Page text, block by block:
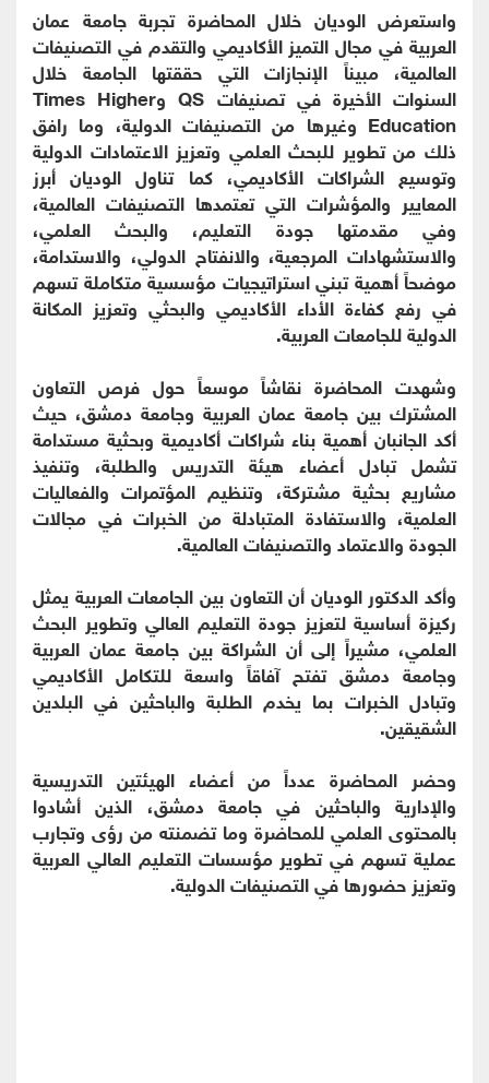
واستعرض الوديان خلال المحاضرة تجربة جامعة عمان
العربية في مجال التميز الأكاديمي والتقدم في التصنيفات
العالمية، مبيناً الإنجازات التي حققتها الجامعة خلال
السنوات الأخيرة في تصنيفات QS وTimes Higher
Education وغيرها من التصنيفات الدولية، وما رافق
ذلك من تطوير للبحث العلمي وتعزيز الاعتمادات الدولية
وتوسيع الشراكات الأكاديمي، كما تناول الوديان أبرز
المعايير والمؤشرات التي تعتمدها التصنيفات العالمية،
وفي مقدمتها جودة التعليم، والبحث العلمي،
والاستشهادات المرجعية، والانفتاح الدولي، والاستدامة،
موضحاً أهمية تبني استراتيجيات مؤسسية متكاملة تسهم
في رفع كفاءة الأداء الأكاديمي والبحثي وتعزيز المكانة
الدولية للجامعات العربية.
وشهدت المحاضرة نقاشاً موسعاً حول فرص التعاون
المشترك بين جامعة عمان العربية وجامعة دمشق، حيث
أكد الجانبان أهمية بناء شراكات أكاديمية وبحثية مستدامة
تشمل تبادل أعضاء هيئة التدريس والطلبة، وتنفيذ
مشاريع بحثية مشتركة، وتنظيم المؤتمرات والفعاليات
العلمية، والاستفادة المتبادلة من الخبرات في مجالات
الجودة والاعتماد والتصنيفات العالمية.
وأكد الدكتور الوديان أن التعاون بين الجامعات العربية يمثل
ركيزة أساسية لتعزيز جودة التعليم العالي وتطوير البحث
العلمي، مشيراً إلى أن الشراكة بين جامعة عمان العربية
وجامعة دمشق تفتح آفاقاً واسعة للتكامل الأكاديمي
وتبادل الخبرات بما يخدم الطلبة والباحثين في البلدين
الشقيقين.
وحضر المحاضرة عدداً من أعضاء الهيئتين التدريسية
والإدارية والباحثين في جامعة دمشق، الذين أشادوا
بالمحتوى العلمي للمحاضرة وما تضمنته من رؤى وتجارب
عملية تسهم في تطوير مؤسسات التعليم العالي العربية
وتعزيز حضورها في التصنيفات الدولية.